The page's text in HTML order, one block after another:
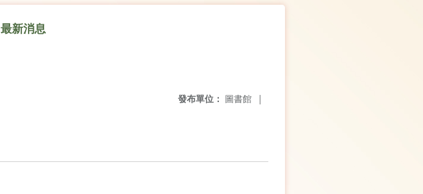
最新消息
發布單位： 圖書館 |